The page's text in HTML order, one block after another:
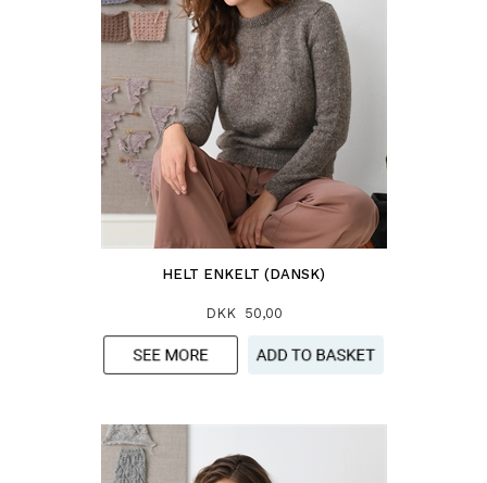
HELT ENKELT (DANSK)
DKK 50,00